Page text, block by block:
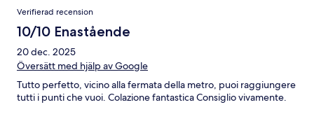
Verifierad recension
10/10 Enastående
20 dec. 2025
Översätt med hjälp av Google
Tutto perfetto, vicino alla fermata della metro, puoi raggiungere
tutti i punti che vuoi. Colazione fantastica Consiglio vivamente.